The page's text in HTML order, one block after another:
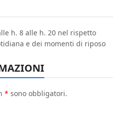
h. 8 alle h. 20 nel rispetto
e dei momenti di riposo
* sono obbligatori.